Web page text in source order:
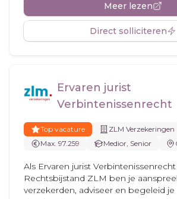
Meer lezen
Direct solliciteren
Ervaren jurist
Verbintenissenrecht
Top vacature
ZLM Verzekeringen
Max. 97.259
Medior, Senior
Als Ervaren jurist
Rechtsbijstand ZLM ben je
verzekerden, adviseer en begeleid